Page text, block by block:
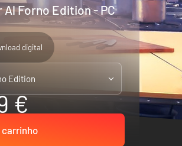
Forno Edition - PC
digital
Edition
€
carrinho